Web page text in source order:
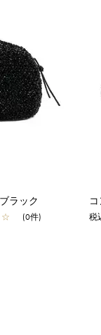
ラック
☆ (0件) 税